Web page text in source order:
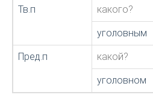
Тв.п какого?
уголовным
Пред.п какой?
уголовном